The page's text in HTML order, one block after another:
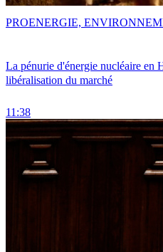
La pénurie d'énergie nucléaire en
libéralisation du marché
11:38
PROENERGIE,